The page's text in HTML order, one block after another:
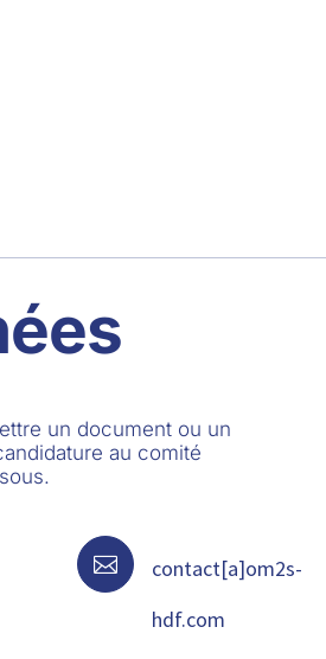
un document ou un
au comité

contact[a]om2s-
hdf.com